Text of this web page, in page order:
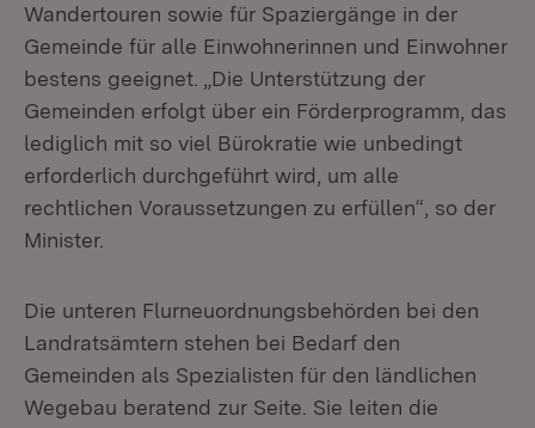
Wandertouren sowie für Spaziergänge in der
Gemeinde für alle Einwohnerinnen und Einwohner
bestens geeignet. „Die Unterstützung der
Gemeinden erfolgt über ein Förderprogramm, das
lediglich mit so viel Bürokratie wie unbedingt
erforderlich durchgeführt wird, um alle
rechtlichen Voraussetzungen zu erfüllen“, so der
Minister.
Die unteren Flurneuordnungsbehörden bei den
Landratsämtern stehen bei Bedarf den
Gemeinden als Spezialisten für den ländlichen
Wegebau beratend zur Seite. Sie leiten die